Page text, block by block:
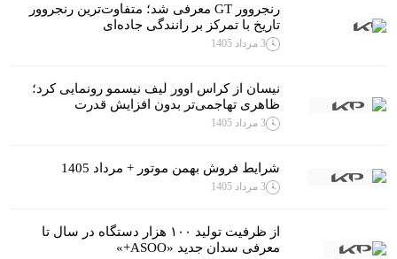
رنجروور GT معرفی شد؛ متفاوت‌ترین رنجروور
تاریخ با تمرکز بر رانندگی جاده‌ای
3 مرداد 1405
نیسان از کراس اوور لیف نیسمو رونمایی کرد؛
ظاهری تهاجمی‌تر بدون افزایش قدرت
3 مرداد 1405
شرایط فروش بهمن موتور + مرداد 1405
3 مرداد 1405
از ظرفیت تولید ۱۰۰ هزار دستگاه در سال تا
معرفی سدان جدید «ASOO+»